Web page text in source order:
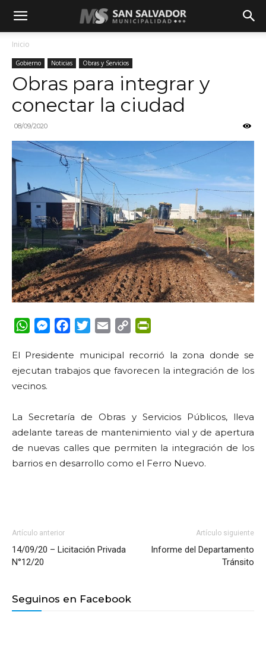
Inicio
Gobierno Noticias Obras y Servicios
Obras para integrar y
conectar la ciudad
08/09/2020
WhatsApp
Messenger
FacebookTwitterEmail Copy
El Presidente municipal recorrió la zona donde se
ejecutan trabajos que favorecen la integración de los
vecinos.
La Secretaría de Obras y Servicios Públicos, lleva
adelante tareas de mantenimiento vial y de apertura
de nuevas calles que permiten la integración de los
barrios en desarrollo como el Ferro Nuevo.
Artículo anterior
14/09/20 – Licitación Privada
N°12/20
Artículo siguiente
Informe del Departamento
Tránsito
Seguinos en Facebook